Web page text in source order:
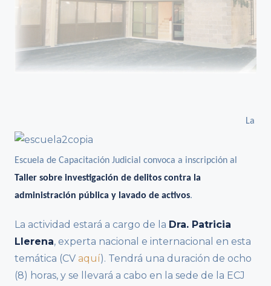
La
Escuela de Capacitación Judicial convoca a inscripción al
Taller sobre investigación de delitos contra la
administración pública y lavado de activos.
La actividad estará a cargo de la Dra. Patricia
Llerena, experta nacional e internacional en esta
temática (CV aquí). Tendrá una duración de ocho
(8) horas, y se llevará a cabo en la sede de la ECJ